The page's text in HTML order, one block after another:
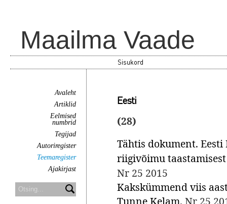
Maailma Vaade
Sisukord
Avaleht
Artiklid
Eelmised
numbrid
Tegijad
Autoriregister
Teemaregister
Ajakirjast
Eesti
(28)
Tähtis dokument.
riigivõimu
Nr 25 2015
Kakskümmend viis
Tunne Kelam. Nr 25